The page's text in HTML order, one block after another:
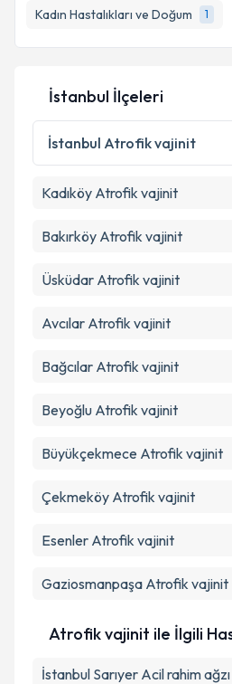
Kadın Hastalıkları ve Doğum
1
İstanbul İlçeleri
İstanbul Atrofik vajinit
Kadıköy Atrofik vajinit
Bakırköy Atrofik vajinit
Üsküdar Atrofik vajinit
Avcılar Atrofik vajinit
Bağcılar Atrofik vajinit
Beyoğlu Atrofik vajinit
Büyükçekmece Atrofik vajinit
Çekmeköy Atrofik vajinit
Esenler Atrofik vajinit
Gaziosmanpaşa Atrofik vajinit
Atrofik vajinit ile İlgili
İstanbul Sarıyer Acil rahim